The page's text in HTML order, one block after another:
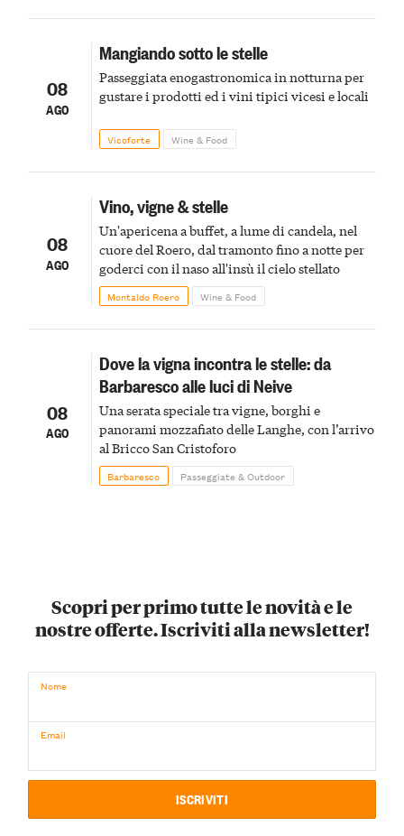
08
AGO
Mangiando sotto le stelle
Passeggiata enogastronomica in notturna per
gustare i prodotti ed i vini tipici vicesi e locali
Vicoforte Wine & Food
08
AGO
Vino, vigne & stelle
Un'apericena a buffet, a lume di candela, nel
cuore del Roero, dal tramonto fino a notte per
goderci con il naso all'insù il cielo stellato
Montaldo Roero Wine & Food
08
AGO
Dove la vigna incontra le stelle: da
Barbaresco alle luci di Neive
Una serata speciale tra vigne, borghi e
panorami mozzafiato delle Langhe, con l’arrivo
al Bricco San Cristoforo
Barbaresco Passeggiate & Outdoor
Scopri per primo tutte le novità e le
nostre offerte. Iscriviti alla newsletter!
Nome
Email